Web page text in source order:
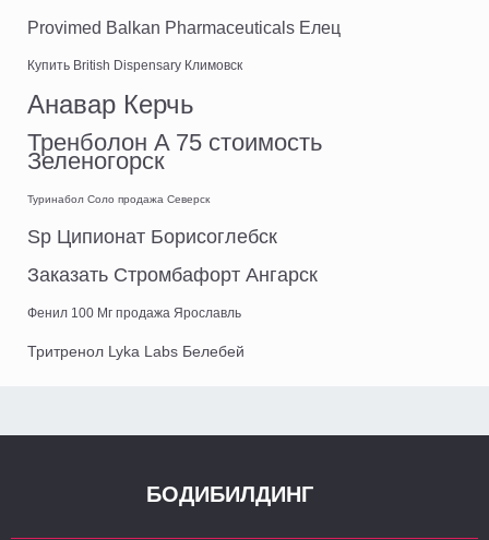
Provimed Balkan Pharmaceuticals Елец
Купить British Dispensary Климовск
Анавар Керчь
Тренболон A 75 стоимость
Зеленогорск
Туринабол Соло продажа Северск
Sp Ципионат Борисоглебск
Заказать Стромбафорт Ангарск
Фенил 100 Мг продажа Ярославль
Тритренол Lyka Labs Белебей
БОДИБИЛДИНГ